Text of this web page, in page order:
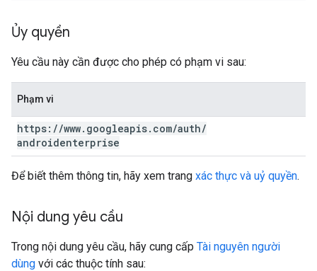
Ủy quyền
Yêu cầu này cần được cho phép có phạm vi sau:
Phạm vi
https: //www. googleapis. com/auth/
androidenterprise
Để biết thêm thông tin, hãy xem trang xác thực và uỷ quyền.
Nội dung yêu cầu
Trong nội dung yêu cầu, hãy cung cấp Tài nguyên người
dùng với các thuộc tính sau: